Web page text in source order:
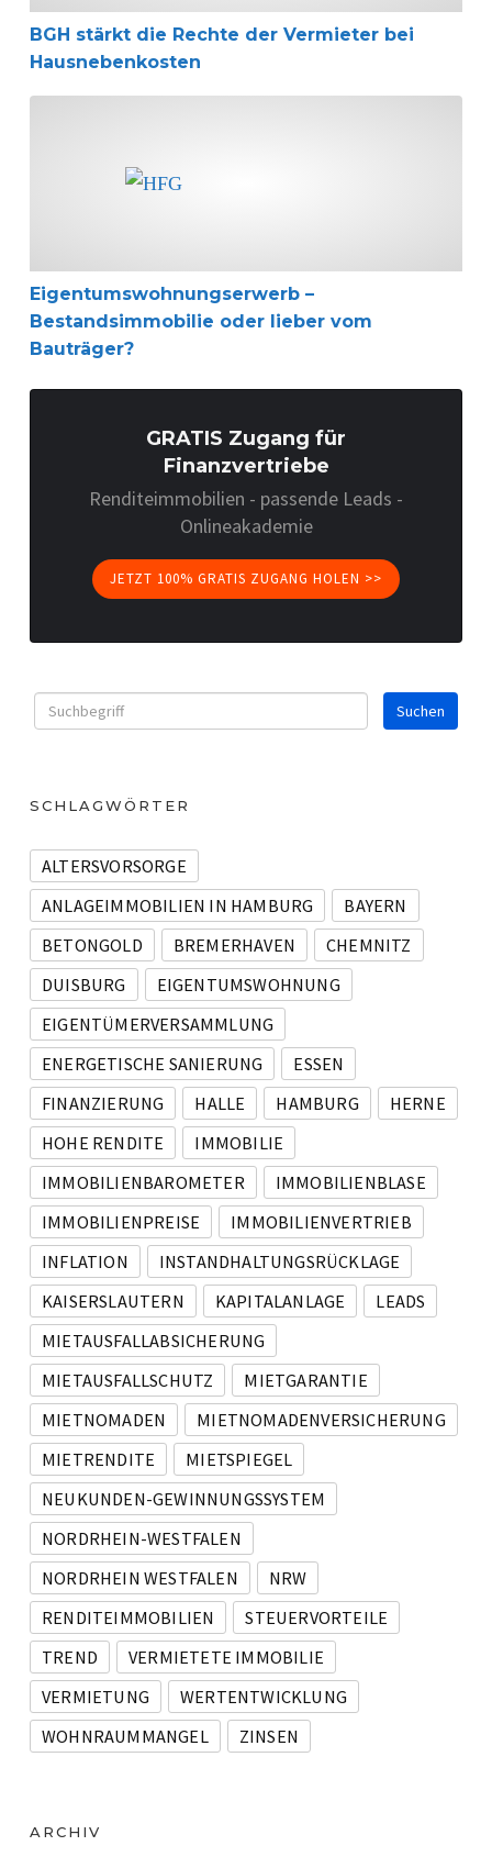
BGH stärkt die Rechte der Vermieter bei
Hausnebenkosten
Eigentumswohnungserwerb –
Bestandsimmobilie oder lieber vom
Bauträger?
GRATIS Zugang für
Finanzvertriebe
Renditeimmobilien - passende Leads -
Onlineakademie
JETZT 100% GRATIS ZUGANG HOLEN >>
SCHLAGWÖRTER
ALTERSVORSORGE
ANLAGEIMMOBILIEN IN HAMBURG
BAYERN
BETONGOLD
BREMERHAVEN
CHEMNITZ
DUISBURG
EIGENTUMSWOHNUNG
EIGENTÜMERVERSAMMLUNG
ENERGETISCHE SANIERUNG
ESSEN
FINANZIERUNG
HALLE HAMBURG
HERNE
HOHE RENDITE
IMMOBILIE
IMMOBILIENBAROMETER
IMMOBILIENBLASE
IMMOBILIENPREISE
IMMOBILIENVERTRIEB
INFLATION
INSTANDHALTUNGSRÜCKLAGE
KAISERSLAUTERN
KAPITALANLAGE
LEADS
MIETAUSFALLABSICHERUNG
MIETAUSFALLSCHUTZ
MIETGARANTIE
MIETNOMADEN
MIETNOMADENVERSICHERUNG
MIETRENDITE
MIETSPIEGEL
NEUKUNDEN-GEWINNUNGSSYSTEM
NORDRHEIN-WESTFALEN
NORDRHEIN WESTFALEN
NRW
RENDITEIMMOBILIEN
STEUERVORTEILE
TREND
VERMIETETE IMMOBILIE
VERMIETUNG
WERTENTWICKLUNG
WOHNRAUMMANGEL
ZINSEN
ARCHIV